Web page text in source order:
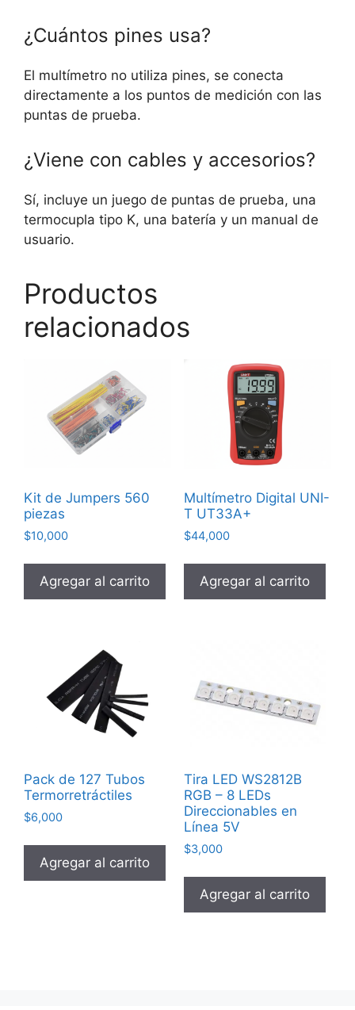
¿Cuántos pines usa?
El multímetro no utiliza pines, se conecta
directamente a los puntos de medición con las
puntas de prueba.
¿Viene con cables y accesorios?
Sí, incluye un juego de puntas de prueba, una
termocupla tipo K, una batería y un manual de
usuario.
Productos
relacionados
Kit de Jumpers 560
piezas
$10,000
Agregar al carrito
Multímetro Digital UNI-
T UT33A+
$44,000
Agregar al carrito
Pack de 127 Tubos
Termorretráctiles
$6,000
Agregar al carrito
Tira LED WS2812B
RGB – 8 LEDs
Direccionables en
Línea 5V
$3,000
Agregar al carrito